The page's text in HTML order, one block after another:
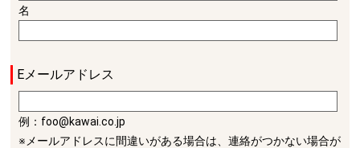
名
Eメールアドレス
例：foo@kawai.co.jp
※メールアドレスに間違いがある場合は、連絡がつかない場合が